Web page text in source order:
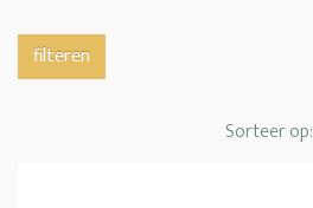
filteren
Sorteer op: